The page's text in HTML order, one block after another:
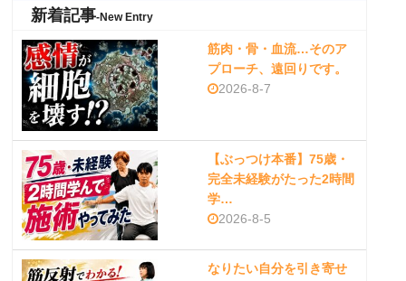
新着記事-New Entry
筋肉・骨・血流…そのア
プローチ、遠回りです。
2026-8-7
【ぶっつけ本番】75歳・
完全未経験がたった2時間
学…
2026-8-5
なりたい自分を引き寄せ